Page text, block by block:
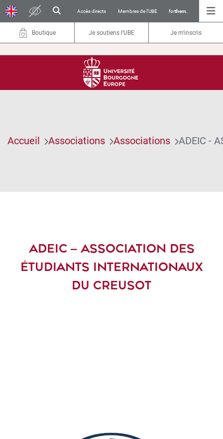
Accès directs Membres de l’UBE forthem.
Boutique Je soutiens l’UBE Je m'inscris
Accueil Associations Associations ADEIC -
ADEIC – ASSOCIATION DES
ÉTUDIANTS INTERNATIONAUX
DU CREUSOT